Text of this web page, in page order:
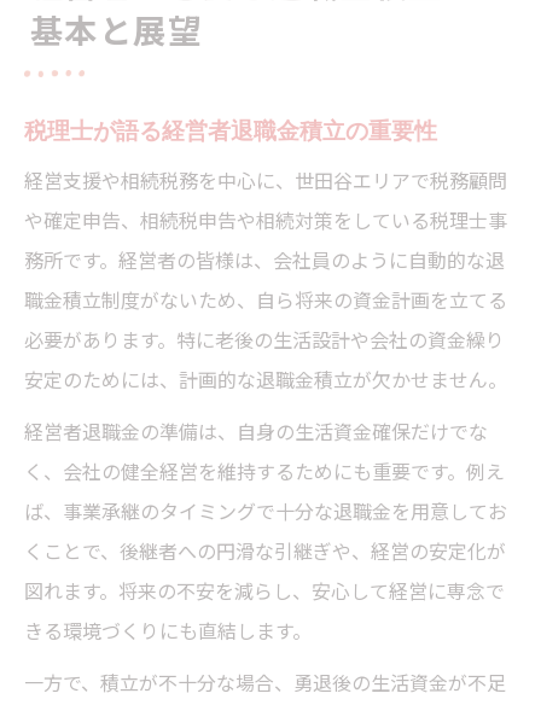
税理士が解説する退職金共済の特徴
税理士が勧める退職金積立の実践方法
役員退職金積立の仕訳を税理士が解説
退職金準備で将来の資金繰りを安定させる方法
税理士が教える退職金準備と資金繰りの関
係
経営者退職金積立で資金安定を目指す方法
退職金積立の会社負担と経営リスク管理
税理士が語る資金繰り悪化の回避策
中小企業の役員退職金積立設計ポイント
小規模企業共済を使った節税の仕組みとは
税理士が解説する小規模企業共済の節税効
果
小規模企業共済の掛金と所得控除の仕組み
基本と展望
税理士が語る経営者退職金積立の重要性
経営支援や相続税務を中心に、世田谷エリアで税務顧問
や確定申告、相続税申告や相続対策をしている税理士事
務所です。経営者の皆様は、会社員のように自動的な退
職金積立制度がないため、自ら将来の資金計画を立てる
必要があります。特に老後の生活設計や会社の資金繰り
安定のためには、計画的な退職金積立が欠かせません。
経営者退職金の準備は、自身の生活資金確保だけでな
く、会社の健全経営を維持するためにも重要です。例え
ば、事業承継のタイミングで十分な退職金を用意してお
くことで、後継者への円滑な引継ぎや、経営の安定化が
図れます。将来の不安を減らし、安心して経営に専念で
きる環境づくりにも直結します。
一方で、積立が不十分な場合、勇退後の生活資金が不足